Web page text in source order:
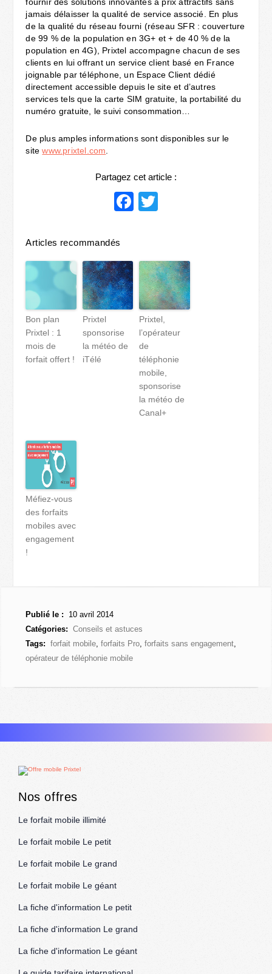
jamais délaisser la qualité de service associé. En plus
de la qualité du réseau fourni (réseau SFR : couverture
de 99 % de la population en 3G+ et + de 40 % de la
population en 4G), Prixtel accompagne chacun de ses
clients en lui offrant un service client basé en France
joignable par téléphone, un Espace Client dédié
directement accessible depuis le site et d’autres
services tels que la carte SIM gratuite, la portabilité du
numéro gratuite, le suivi consommation…
De plus amples informations sont disponibles sur le
sitewww.prixtel.com
Partagez cet article :
Facebook
Articles recommandés
Bon plan
Prixtel : 1
mois de
forfait offert !
Prixtel
sponsorise
la météo de
iTélé
Prixtel,
l’opérateur
de
téléphonie
mobile,
sponsorise
la météo de
Canal+
Méfiez-vous
des forfaits
mobiles avec
engagement
!
Publié le :
10 avril 2014
Catégories:
Conseils et astuces
Tags:
forfait mobile ,forfaits Pro ,forfaits sans engagement
opérateur de téléphonie mobile
Nos offres
Le forfait mobile illimité
Le forfait mobile Le petit
Le forfait mobile Le grand
Le forfait mobile Le géant
La fiche d'information Le petit
La fiche d'information Le grand
La fiche d'information Le géant